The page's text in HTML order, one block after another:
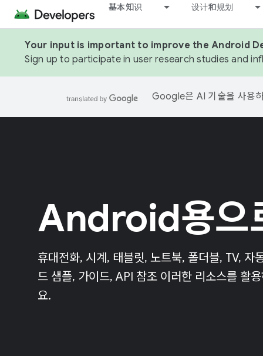
基本知识 设计和规划
Your input is important to improve the Android
Sign up to participate in user research studies and
Google은 AI 기술을 사용
Android용으
휴대전화, 시계, 태블릿, 노트북, 폴더블, TV, 자
드 샘플, 가이드, API 참조 이러한 리소스를 활
요.